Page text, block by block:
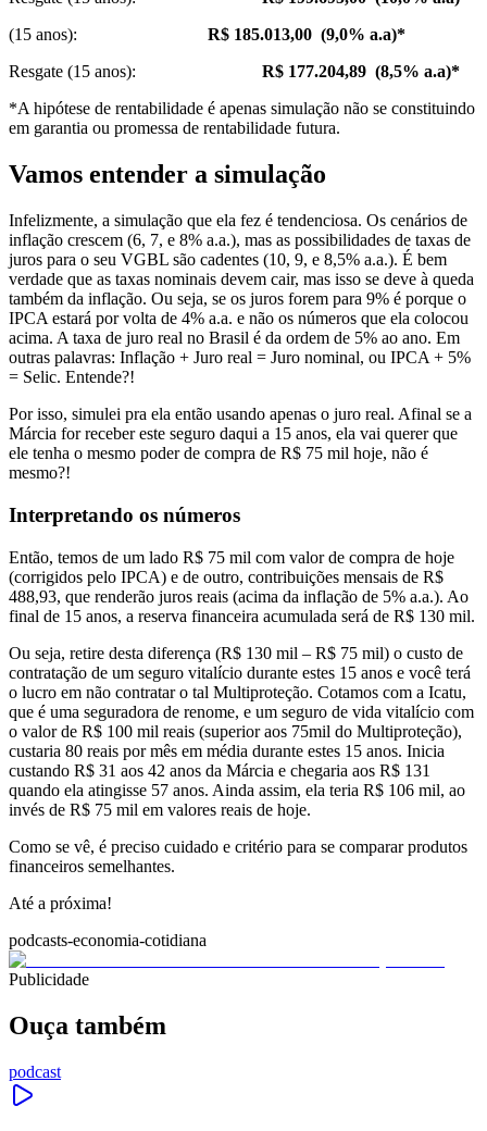
(15 anos):
R$ 185.013,00 (9,0% a.a)*
Resgate (15 anos): R$ 177.204,89 (8,5% a.a)*
*A hipótese de rentabilidade é apenas simulação não se constituindo
em garantia ou promessa de rentabilidade futura.
Vamos entender a simulação
Infelizmente, a simulação que ela fez é tendenciosa. Os cenários de
inflação crescem (6, 7, e 8% a.a.), mas as possibilidades de taxas de
juros para o seu VGBL são cadentes (10, 9, e 8,5% a.a.). É bem
verdade que as taxas nominais devem cair, mas isso se deve à queda
também da inflação. Ou seja, se os juros forem para 9% é porque o
IPCA estará por volta de 4% a.a. e não os números que ela colocou
acima. A taxa de juro real no Brasil é da ordem de 5% ao ano. Em
outras palavras: Inflação + Juro real = Juro nominal, ou IPCA + 5%
= Selic. Entende?!
Por isso, simulei pra ela então usando apenas o juro real. Afinal se a
Márcia for receber este seguro daqui a 15 anos, ela vai querer que
ele tenha o mesmo poder de compra de R$ 75 mil hoje, não é
mesmo?!
Interpretando os números
Então, temos de um lado R$ 75 mil com valor de compra de hoje
(corrigidos pelo IPCA) e de outro, contribuições mensais de R$
488,93, que renderão juros reais (acima da inflação de 5% a.a.). Ao
final de 15 anos, a reserva financeira acumulada será de R$ 130 mil.
Ou seja, retire desta diferença (R$ 130 mil – R$ 75 mil) o custo de
contratação de um seguro vitalício durante estes 15 anos e você terá
o lucro em não contratar o tal Multiproteção. Cotamos com a Icatu,
que é uma seguradora de renome, e um seguro de vida vitalício com
o valor de R$ 100 mil reais (superior aos 75mil do Multiproteção),
custaria 80 reais por mês em média durante estes 15 anos. Inicia
custando R$ 31 aos 42 anos da Márcia e chegaria aos R$ 131
quando ela atingisse 57 anos. Ainda assim, ela teria R$ 106 mil, ao
invés de R$ 75 mil em valores reais de hoje.
Como se vê, é preciso cuidado e critério para se comparar produtos
financeiros semelhantes.
Até a próxima!
podcasts-economia-cotidiana
Publicidade
Ouça também
podcast